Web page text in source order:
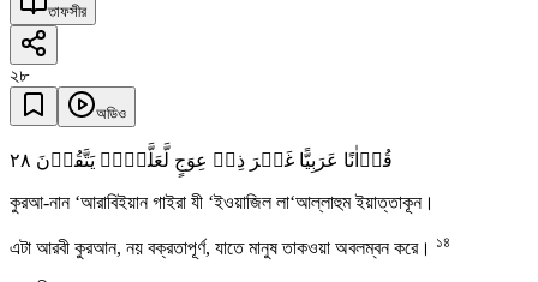
তাফসীর
২৮
অডিও
قُرۡاٰنًا عَرَبِیًّا غَیۡرَ ذِیۡ عِوَجٍ لَّعَلَّہُمۡ یَتَّقُوۡنَ ٢٨
কুরআ-নান ‘আরাবিইয়ান গাইরা যী ‘ইওয়াজিল লা‘আল্লাহুম ইয়াত্তাকূন।
এটা আরবী কুরআন, নয় বক্রতাপূর্ণ, যাতে মানুষ তাকওয়া অবলম্বন করে। ১৪